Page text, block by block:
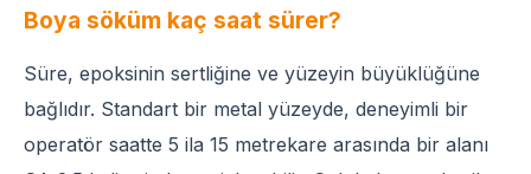
Boya söküm kaç saat sürer?
Süre, epoksinin sertliğine ve yüzeyin büyüklüğüne
bağlıdır. Standart bir metal yüzeyde, deneyimli bir
operatör saatte 5 ila 15 metrekare arasında bir alanı